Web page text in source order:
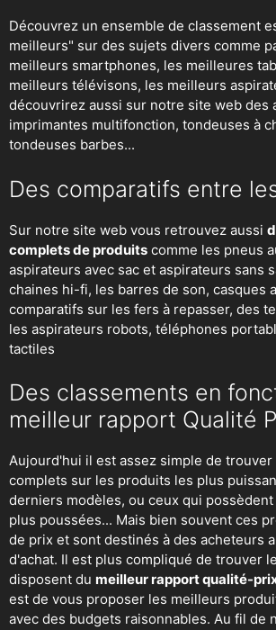
Découvrez un ensemble de classement
meilleurs" sur des sujets divers comme
meilleurs smartphones, les meilleures
meilleurs télévisons, les meilleurs
découvrirez aussi sur notre site web des
imprimantes multifonction, tondeuses à
tondeuses barbes...
Des comparatifs entre
Sur notre site web vous retrouvez aussi
complets de produits comme les pneus
aspirateurs avec sac et aspirateurs sans
chaines hi-fi, les barres de son, casques
comparatifs sur les fers à repasser, des
les aspirateurs robots, téléphones
tactiles
Des classements en
meilleur rapport Qualité
Aujourd'hui il est assez simple de trouver
complets sur les produits les plus
derniers modèles, ou ceux qui
plus poussées... Mais bien souvent ces
de prix et sont destinés à des acheteurs
d'achat. Il est plus compliqué de trouver
disposent du meilleur rapport qualité-
est de vous proposer les meilleurs
avec des budgets raisonnables. Au fil de